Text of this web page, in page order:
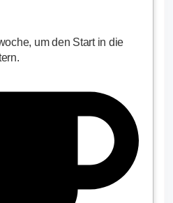
um den Start in die